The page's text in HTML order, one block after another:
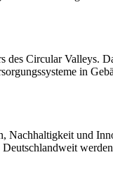
Circular Valleys.
in
Nachhaltigkeit und